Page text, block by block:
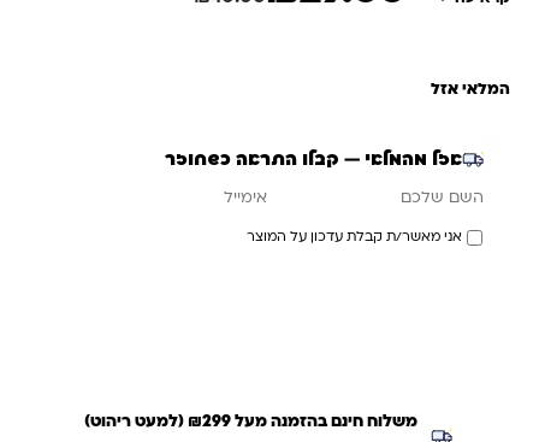
המלאי אזל
אזל מהמלאי — קבלו התראה כשחוזר
אני מאשר/ת קבלת עדכון על המוצר
משלוח חינם בהזמנה מעל ₪299 (למעט ריהוט)